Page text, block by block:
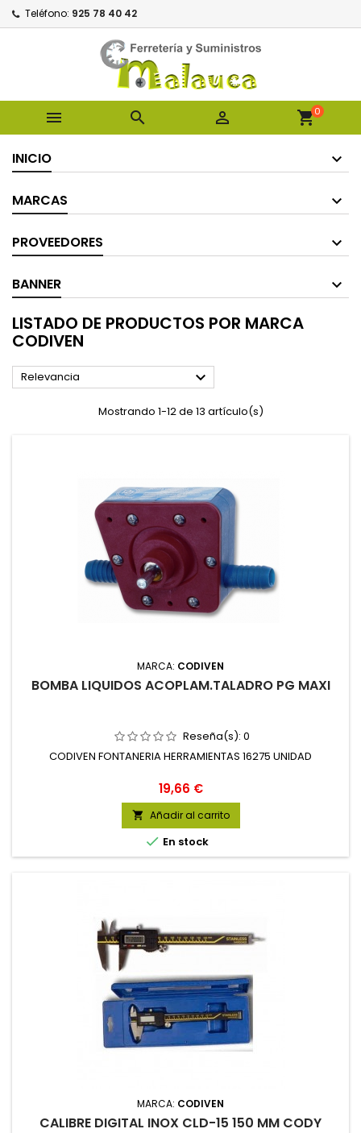
Teléfono: 925 78 40 42
   shopping_cart0
INICIO
MARCAS
PROVEEDORES
BANNER
LISTADO DE PRODUCTOS POR MARCA
CODIVEN
Relevancia 
Mostrando 1-12 de 13 artículo(s)
MARCA: CODIVEN
BOMBA LIQUIDOS ACOPLAM.TALADRO PG MAXI
Reseña(s): 0
CODIVEN FONTANERIA HERRAMIENTAS 16275 UNIDAD
Precio
19,66 €
 Añadir al carrito
 En stock
MARCA: CODIVEN
CALIBRE DIGITAL INOX CLD-15 150 MM CODY